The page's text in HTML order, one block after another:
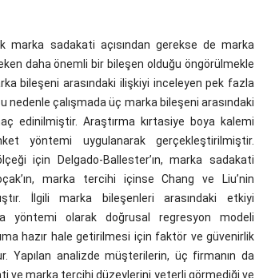
marka sadakati açısından gerekse de marka
daha önemli bir bileşen olduğu öngörülmekle
bileşeni arasındaki ilişkiyi inceleyen pek fazla
nedenle çalışmada üç marka bileşeni arasındaki
edinilmiştir. Araştırma kırtasiye boya kalemi
yöntemi uygulanarak gerçekleştirilmiştir.
için Delgado-Ballester’ın, marka sadakati
marka tercihi içinse Chang ve Liu’nin
İlgili marka bileşenleri arasındaki etkiyi
yöntemi olarak doğrusal regresyon modeli
hazır hale getirilmesi için faktör ve güvenirlik
Yapılan analizde müşterilerin, üç firmanın da
ve marka tercihi düzeylerini yeterli görmediği ve